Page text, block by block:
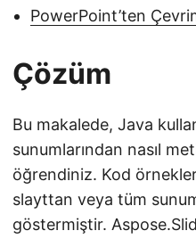
PowerPoint’ten
Çözüm
Bu makalede, Java
sunumlarından nasıl
öğrendiniz. Kod
slayttan veya tüm
göstermiştir.